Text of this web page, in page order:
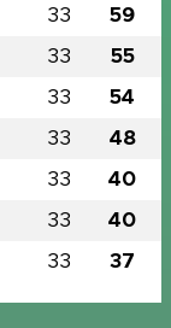
33 59
33 55
33 54
33 48
33 40
33 40
33 37